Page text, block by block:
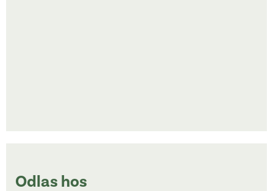
Odlas hos